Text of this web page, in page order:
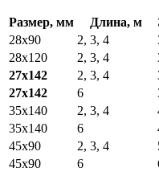
Размер, мм Длина, м
28х90
2, 3, 4
28х120
2, 3, 4
27х142
2, 3, 4
27х142
6
35х140
2, 3, 4
35х140
6
45х90
2, 3, 4
45х90
6